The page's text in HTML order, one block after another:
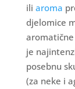
ili aroma
djelomice
je
posebnu
(za neke i